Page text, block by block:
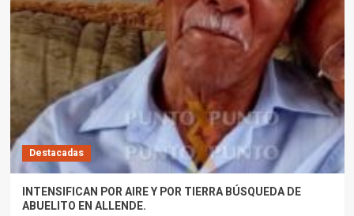
Destacadas
INTENSIFICAN POR AIRE Y POR TIERRA BÚSQUEDA DE
ABUELITO EN ALLENDE.